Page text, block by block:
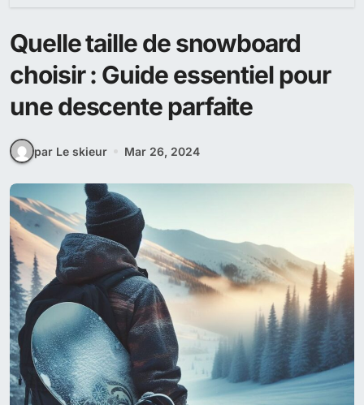
Quelle taille de snowboard
choisir : Guide essentiel pour
une descente parfaite
par Le skieur Mar 26, 2024